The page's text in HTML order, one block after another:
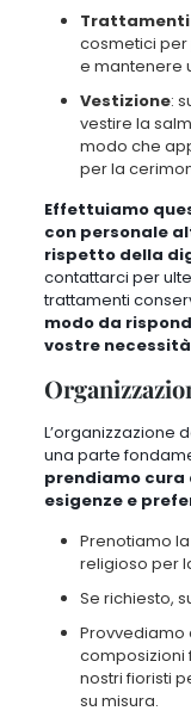
cosmetici per
e mantenere
Vestizione:
vestire la
modo che
per la
Effettuiamo
con personale
rispetto della
contattarci per
trattamenti
modo da
vostre
L’organizzazione
una parte
prendiamo
esigenze e
Prenotiamo
religioso per
Se richiesto,
Provvediamo
composizioni
nostri fioristi
su misura.